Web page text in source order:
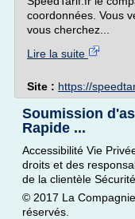
coordonnées. Vous
vous cherchez...
Lire la suite
Site : https://
Soumission
Rapide ...
Accessibilité Vie
droits et des
de la clientèle
© 2017 La
réservés.